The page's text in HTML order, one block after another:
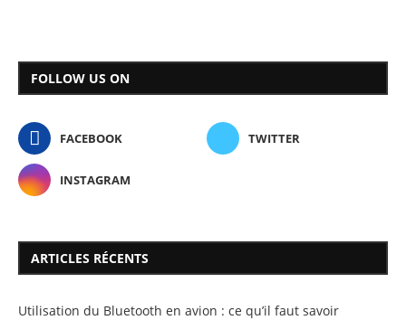
FOLLOW US ON
FACEBOOK TWITTER
INSTAGRAM
ARTICLES RÉCENTS
Utilisation du Bluetooth en avion : ce qu’il faut savoir